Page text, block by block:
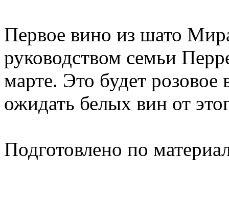
Первое вино из шато
руководством семьи
марте. Это будет розовое
ожидать белых вин от
Подготовлено по